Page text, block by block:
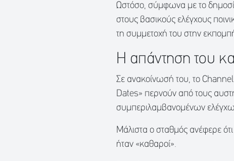
Ωστόσο, σύμφωνα με το
στους βασικούς ελέγχους
τη συμμετοχή του στην
Η απάντηση του
Σε ανακοίνωσή του, το Channel
Dates» περνούν από τους
συμπεριλαμβανομένων
Μάλιστα ο σταθμός ανέφερε ότι
ήταν «καθαροί».